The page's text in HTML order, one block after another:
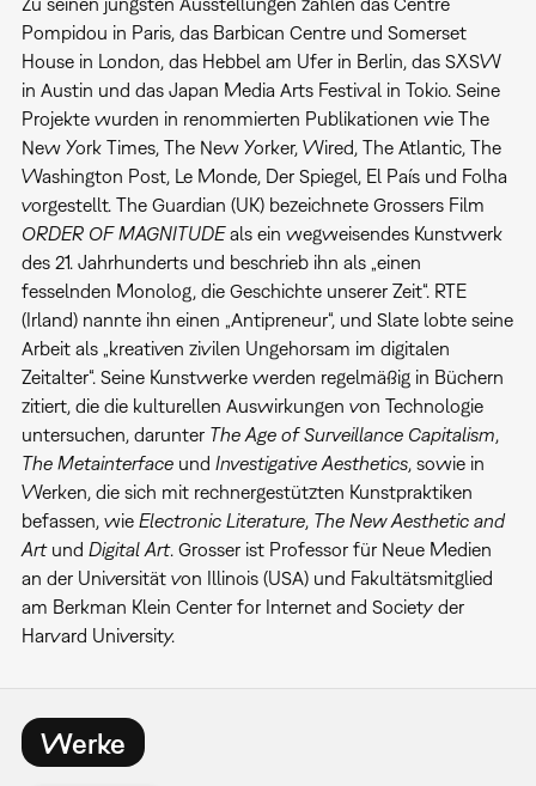
Pompidou in Paris, das Barbican Centre und Somerset
House in London, das Hebbel am Ufer in Berlin, das SXSW
in Austin und das Japan Media Arts Festival in Tokio. Seine
Projekte wurden in renommierten Publikationen wie The
New York Times, The New Yorker, Wired, The Atlantic, The
Washington Post, Le Monde, Der Spiegel, El País und Folha
vorgestellt. The Guardian (UK) bezeichnete Grossers Film
ORDER OF MAGNITUDEals ein wegweisendes Kunstwerk
des 21. Jahrhunderts und beschrieb ihn als „einen
fesselnden Monolog, die Geschichte unserer Zeit“. RTE
(Irland) nannte ihn einen „Antipreneur“, und Slate lobte seine
Arbeit als „kreativen zivilen Ungehorsam im digitalen
Zeitalter“. Seine Kunstwerke werden regelmäßig in Büchern
zitiert, die die kulturellen Auswirkungen von Technologie
untersuchen, darunter The Age of Surveillance Capitalism,
The Metainterfaceund Investigative Aesthetics, sowie in
Werken, die sich mit rechnergestützten Kunstpraktiken
befassen, wie Electronic Literature, The New Aesthetic and
Artund Digital Art. Grosser ist Professor für Neue Medien
an der Universität von Illinois (USA) und Fakultätsmitglied
am Berkman Klein Center for Internet and Society der
Harvard University.
Werke